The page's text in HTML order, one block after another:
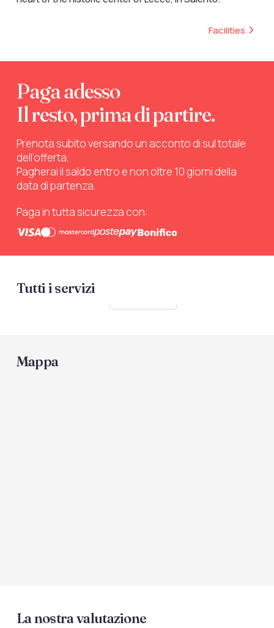
Facilities
Paga adesso
Il resto, prima di partire.
Prenota subito versando un acconto di sul totale
dell’offerta.
Pagherai il saldo entro e non oltre 10 giorni della
data di partenza.
Paga in tutta sicurezza con:
Tutti i servizi
Mappa
La nostra valutazione